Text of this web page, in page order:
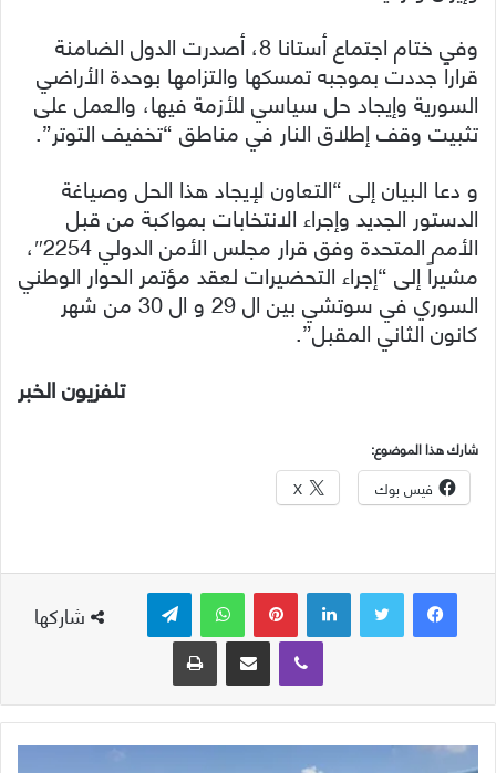
وفي ختام اجتماع أستانا 8، أصدرت الدول الضامنة
قراراً جددت بموجبه تمسكها والتزامها بوحدة الأراضي
السورية وإيجاد حل سياسي للأزمة فيها، والعمل على
تثبيت وقف إطلاق النار في مناطق “تخفيف التوتر”.
و دعا البيان إلى “التعاون لإيجاد هذا الحل وصياغة
الدستور الجديد وإجراء الانتخابات بمواكبة من قبل
الأمم المتحدة وفق قرار مجلس الأمن الدولي 2254″،
مشيراً إلى “إجراء التحضيرات لعقد مؤتمر الحوار الوطني
السوري في سوتشي بين ال 29 و ال 30 من شهر
كانون الثاني المقبل”.
تلفزيون الخبر
شارك هذا الموضوع:
فيس بوك X
شاركها
لينكدإن بينتيريست واتساب
ڤايبر
مشاركة عبر البريد طباعة